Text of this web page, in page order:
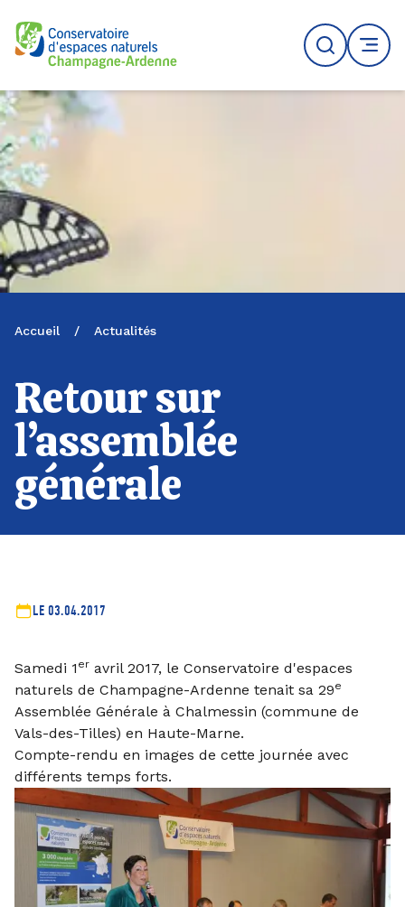
Logo du CENCA
Recherche
MENU
Accueil / Actualités
Retour sur
l’assemblée
générale
LE 03.04.2017
Samedi 1 er avril 2017, le Conservatoire d'espaces
naturels de Champagne-Ardenne tenait sa 29e
Assemblée Générale à Chalmessin (commune de
Vals-des-Tilles) en Haute-Marne.
Compte-rendu en images de cette journée avec
différents temps forts.